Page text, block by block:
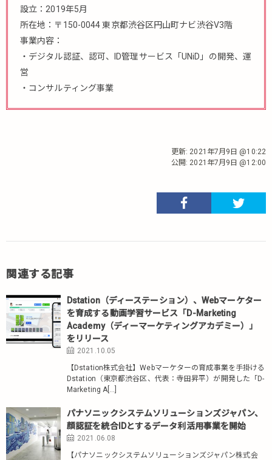
設立：2019年5月
所在地：〒150-0044 東京都渋谷区円山町ナビ渋谷V3階
事業内容：
・デジタル認証、認可、ID管理サービス「UNiD」の開発、運
営
・コンサルティング事業
更新: 2021年7月9日 @10:22
公開: 2021年7月9日 @12:00
関連する記事
Dstation（ディーステーション）、Webマーケター
を育成する動画学習サービス「D-Marketing
Academy（ディーマーケティングアカデミー）」
をリリース
2021.10.05
【Dstation株式会社】Webマーケターの育成事業を手掛ける
Dstation（東京都渋谷区、代表：寺田昇平）が開発した「D-
Marketing A[…]
パナソニックシステムソリューションズジャパン、
顔認証を統合IDとするデータ利活用事業を開始
2021.06.08
【パナソニックシステムソリューションズジャパン株式会